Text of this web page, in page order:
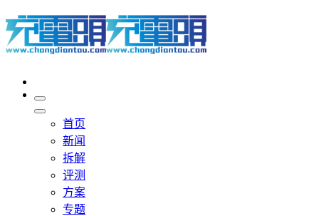
首页
新闻
拆解
评测
方案
专题